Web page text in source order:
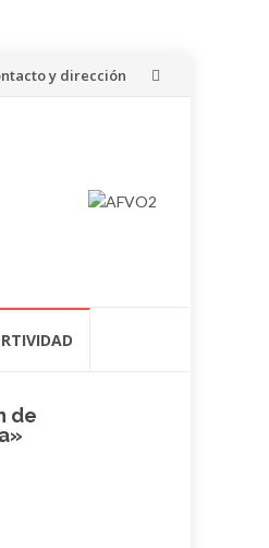
y dirección
de